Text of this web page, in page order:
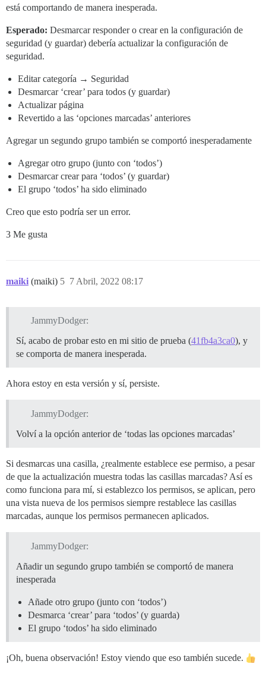
está comportando de manera inesperada.
Esperado: Desmarcar responder o crear en la configuración de
seguridad (y guardar) debería actualizar la configuración de
seguridad.
Editar categoría → Seguridad
Desmarcar ‘crear’ para todos (y guardar)
Actualizar página
Revertido a las ‘opciones marcadas’ anteriores
Agregar un segundo grupo también se comportó inesperadamente
Agregar otro grupo (junto con ‘todos’)
Desmarcar crear para ‘todos’ (y guardar)
El grupo ‘todos’ ha sido eliminado
Creo que esto podría ser un error.
3 Me gusta
maiki (maiki) 7 Abril, 2022 08:17
5
JammyDodger:
Sí, acabo de probar esto en mi sitio de prueba (41fb4a3ca0), y
se comporta de manera inesperada.
Ahora estoy en esta versión y sí, persiste.
JammyDodger:
Volví a la opción anterior de ‘todas las opciones marcadas’
Si desmarcas una casilla, ¿realmente establece ese permiso, a pesar
de que la actualización muestra todas las casillas marcadas? Así es
como funciona para mí, si establezco los permisos, se aplican, pero
una vista nueva de los permisos siempre restablece las casillas
marcadas, aunque los permisos permanecen aplicados.
JammyDodger:
Añadir un segundo grupo también se comportó de manera
inesperada
Añade otro grupo (junto con ‘todos’)
Desmarca ‘crear’ para ‘todos’ (y guarda)
El grupo ‘todos’ ha sido eliminado
¡Oh, buena observación! Estoy viendo que eso también sucede.